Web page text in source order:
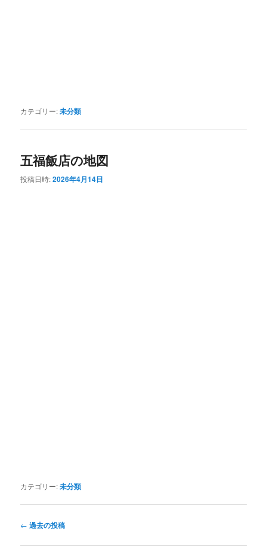
カテゴリー:未分類
五福飯店の地図
投稿日時:2026年4月14日
カテゴリー:未分類
投
ナ
← 過去の投稿